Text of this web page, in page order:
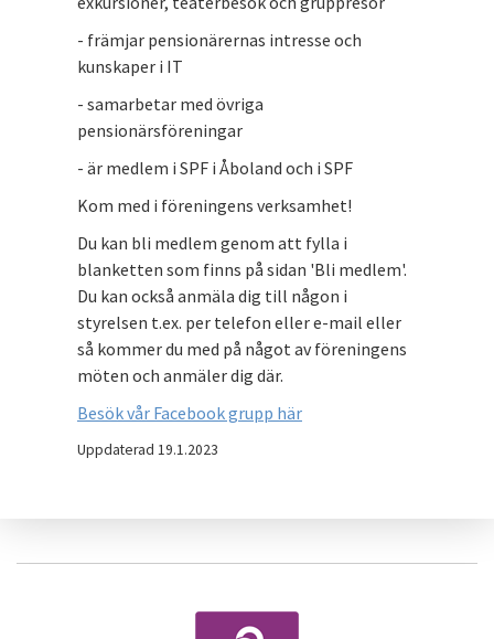
- främjar pensionärernas intresse och
kunskaper i IT
- samarbetar med övriga
pensionärsföreningar
- är medlem i SPF i Åboland och i SPF
Kom med i föreningens verksamhet!
Du kan bli medlem genom att fylla i
blanketten som finns på sidan 'Bli medlem'.
Du kan också anmäla dig till någon i
styrelsen t.ex. per telefon eller e-mail eller
så kommer du med på något av föreningens
möten och anmäler dig där.
Besök vår Facebook grupp här
Uppdaterad 19.1.2023